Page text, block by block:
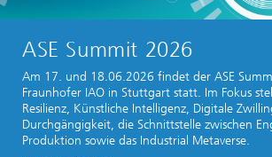
ASE Summit 2026
Am 17. und 18.06.2026 findet der ASE
Fraunhofer IAO in Stuttgart statt. Im Fokus
Resilienz, Künstliche Intelligenz, Digitale
Durchgängigkeit, die Schnittstelle zwischen
Produktion sowie das Industrial Metaverse.